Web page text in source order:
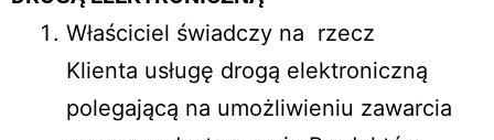
Właściciel świadczy na rzecz
Klienta usługę drogą elektroniczną
polegającą na umożliwieniu zawarcia